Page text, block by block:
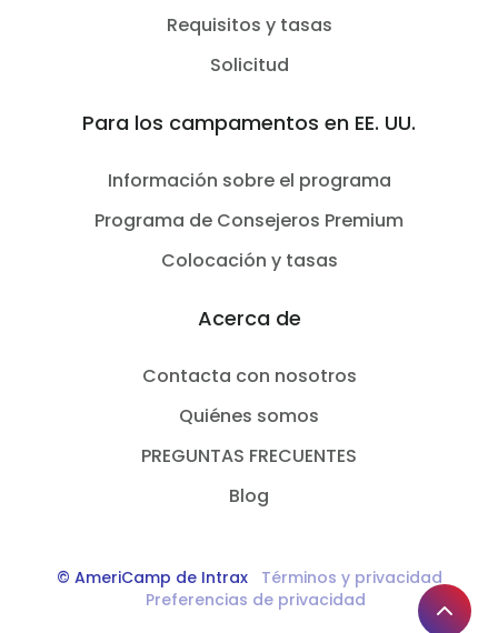
Requisitos y tasas
Solicitud
Para los campamentos en EE. UU.
Información sobre el programa
Programa de Consejeros Premium
Colocación y tasas
Acerca de
Contacta con nosotros
Quiénes somos
PREGUNTAS FRECUENTES
Blog
© AmeriCamp de Intrax
Términos y privacidad
Preferencias de privacidad